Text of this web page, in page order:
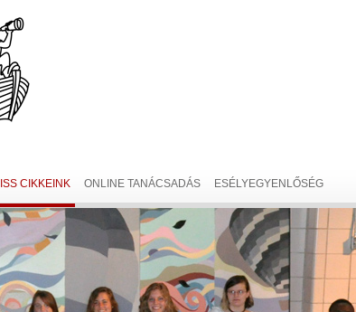
CIKKEINK ONLINE TANÁCSADÁS ESÉLYEGYENLŐSÉG